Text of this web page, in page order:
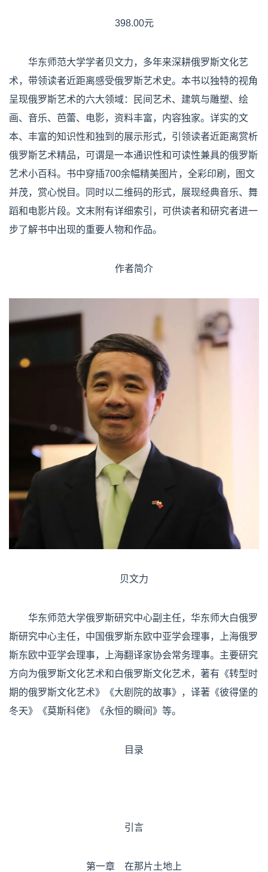
398.00元
华东师范大学学者贝文力，多年来深耕俄罗斯文化艺
术，带领读者近距离感受俄罗斯艺术史。本书以独特的视角
呈现俄罗斯艺术的六大领域：民间艺术、建筑与雕塑、绘
画、音乐、芭蕾、电影，资料丰富，内容独家。详实的文
本、丰富的知识性和独到的展示形式，引领读者近距离赏析
俄罗斯艺术精品，可谓是一本通识性和可读性兼具的俄罗斯
艺术小百科。书中穿插700余幅精美图片，全彩印刷，图文
并茂，赏心悦目。同时以二维码的形式，展现经典音乐、舞
蹈和电影片段。文末附有详细索引，可供读者和研究者进一
步了解书中出现的重要人物和作品。
作者简介
贝文力
华东师范大学俄罗斯研究中心副主任，华东师大白俄罗
斯研究中心主任，中国俄罗斯东欧中亚学会理事，上海俄罗
斯东欧中亚学会理事，上海翻译家协会常务理事。主要研究
方向为俄罗斯文化艺术和白俄罗斯文化艺术，著有《转型时
期的俄罗斯文化艺术》《大剧院的故事》，译著《彼得堡的
冬天》《莫斯科佬》《永恒的瞬间》等。
目录
引言
第一章 在那片土地上